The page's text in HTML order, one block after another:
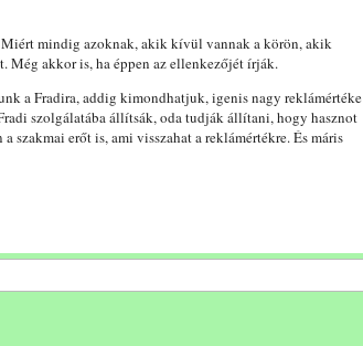
Miért mindig azoknak, akik kívül vannak a körön, akik
Még akkor is, ha éppen az ellenkezőjét írják.
a Fradira, addig kimondhatjuk, igenis nagy reklámértéke
szolgálatába állítsák, oda tudják állítani, hogy hasznot
szakmai erőt is, ami visszahat a reklámértékre. És máris